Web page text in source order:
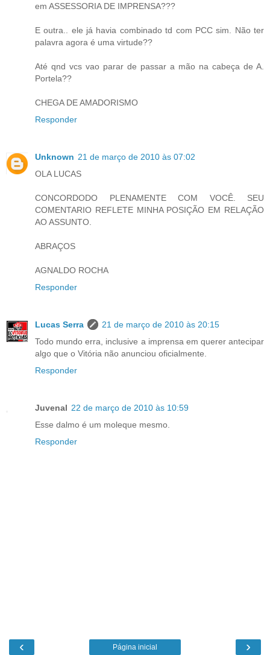
em ASSESSORIA DE IMPRENSA???
E outra.. ele já havia combinado td com PCC sim. Não ter
palavra agora é uma virtude??
Até qnd vcs vao parar de passar a mão na cabeça de A.
Portela??
CHEGA DE AMADORISMO
Responder
Unknown 21 de março de 2010 às 07:02
OLA LUCAS
CONCORDODO PLENAMENTE COM VOCÊ. SEU
COMENTARIO REFLETE MINHA POSIÇÃO EM RELAÇÃO
AO ASSUNTO.
ABRAÇOS
AGNALDO ROCHA
Responder
Lucas Serra
21 de março de 2010 às 20:15
Todo mundo erra, inclusive a imprensa em querer antecipar
algo que o Vitória não anunciou oficialmente.
Responder
Juvenal 22 de março de 2010 às 10:59
Esse dalmo é um moleque mesmo.
Responder
‹ ›
Página inicial